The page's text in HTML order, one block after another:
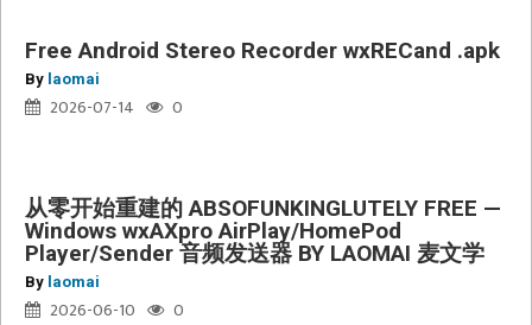
Free Android Stereo Recorder wxRECand .apk
By laomai
2026-07-14 0
LAOMAI
麦
文
从零开始重建的 ABSOFUNKINGLUTELY FREE —
Windows wxAXpro AirPlay/HomePod
Player/Sender 音频发送器 BY LAOMAI 麦文学
By laomai
2026-06-10 0
2026
Hearing
Test